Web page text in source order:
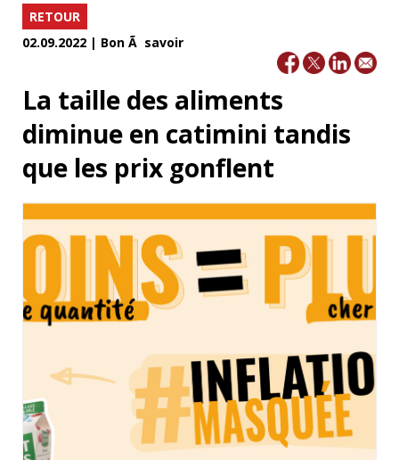
RETOUR
02.09.2022 | Bon Ã savoir
La taille des aliments
diminue en catimini tandis
que les prix gonflent